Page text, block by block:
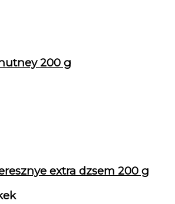
200 g
extra dzsem 200 g